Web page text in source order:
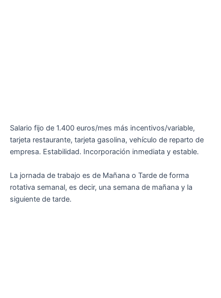
Salario fijo de 1.400 euros/mes más incentivos/variable,
tarjeta restaurante, tarjeta gasolina, vehículo de reparto de
empresa. Estabilidad. Incorporación inmediata y estable.
La jornada de trabajo es de Mañana o Tarde de forma
rotativa semanal, es decir, una semana de mañana y la
siguiente de tarde.